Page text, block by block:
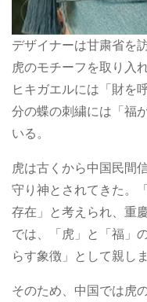
デザイナーは甘粛省を
虎のモチーフを取り入
ヒキガエルには「財を
分の蝶の刺繍には「福
いる。
虎は古くから中国民間
守り神とされてきた。
存在」と考えられ、重
では、「虎」と「福」
らす象徴」として親し
そのため、中国では虎